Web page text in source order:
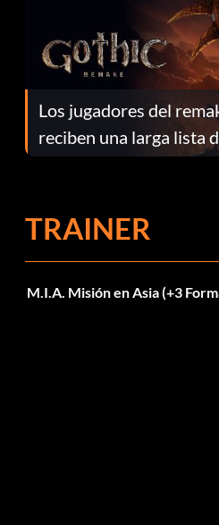
Los jugadores del
reciben una larga lista
el parche 1.0.4
TRAINER
M.I.A. Misión en Asia (+3